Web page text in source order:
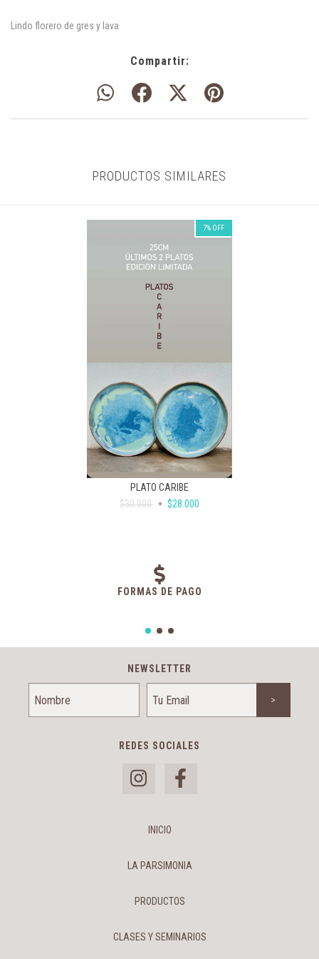
Lindo florero de gres y lava
Compartir:
PRODUCTOS SIMILARES
7% OFF
PLATO CARIBE
$30.000
$28.000
FORMAS DE PAGO
NEWSLETTER
REDES SOCIALES
INICIO
LA PARSIMONIA
PRODUCTOS
CLASES Y SEMINARIOS